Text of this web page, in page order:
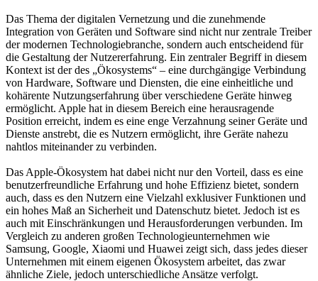
Das Thema der digitalen Vernetzung und die zunehmende
Integration von Geräten und Software sind nicht nur zentrale Treiber
der modernen Technologiebranche, sondern auch entscheidend für
die Gestaltung der Nutzererfahrung. Ein zentraler Begriff in diesem
Kontext ist der des „Ökosystems“ – eine durchgängige Verbindung
von Hardware, Software und Diensten, die eine einheitliche und
kohärente Nutzungserfahrung über verschiedene Geräte hinweg
ermöglicht. Apple hat in diesem Bereich eine herausragende
Position erreicht, indem es eine enge Verzahnung seiner Geräte und
Dienste anstrebt, die es Nutzern ermöglicht, ihre Geräte nahezu
nahtlos miteinander zu verbinden.
Das Apple-Ökosystem hat dabei nicht nur den Vorteil, dass es eine
benutzerfreundliche Erfahrung und hohe Effizienz bietet, sondern
auch, dass es den Nutzern eine Vielzahl exklusiver Funktionen und
ein hohes Maß an Sicherheit und Datenschutz bietet. Jedoch ist es
auch mit Einschränkungen und Herausforderungen verbunden. Im
Vergleich zu anderen großen Technologieunternehmen wie
Samsung, Google, Xiaomi und Huawei zeigt sich, dass jedes dieser
Unternehmen mit einem eigenen Ökosystem arbeitet, das zwar
ähnliche Ziele, jedoch unterschiedliche Ansätze verfolgt.